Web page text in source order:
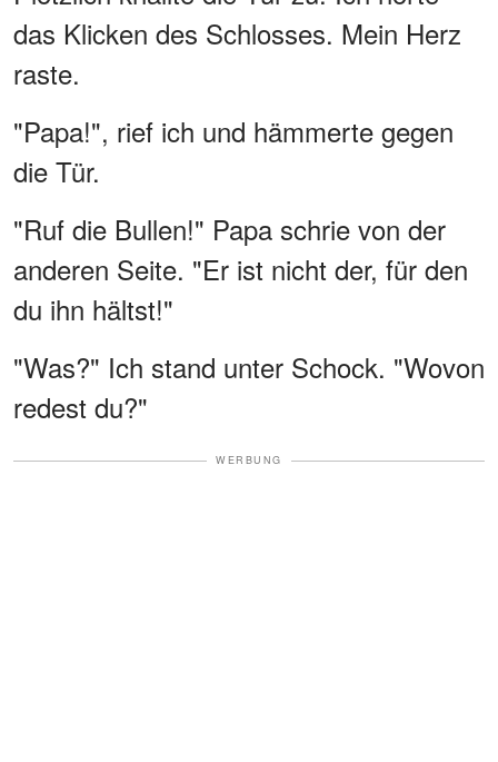
das Klicken des Schlosses. Mein Herz
raste.
"Papa!", rief ich und hämmerte gegen
die Tür.
"Ruf die Bullen!" Papa schrie von der
anderen Seite. "Er ist nicht der, für den
du ihn hältst!"
"Was?" Ich stand unter Schock. "Wovon
redest du?"
WERBUNG